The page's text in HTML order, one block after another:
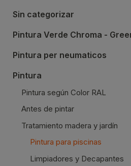
Sin categorizar
Pintura Verde Chroma -
Pintura per neumaticos
Pintura
Pintura según Color RAL
Antes de pintar
Tratamiento madera y jardín
Pintura para piscinas
Limpiadores y Decapantes